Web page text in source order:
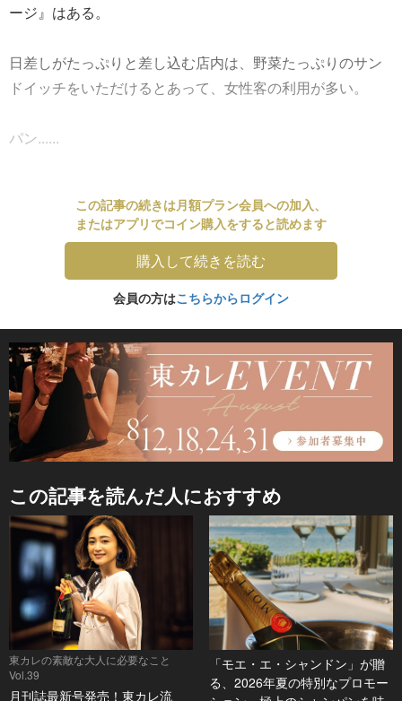
ージ』はある。
日差しがたっぷりと差し込む店内は、野菜たっぷりのサン
ドイッチをいただけるとあって、女性客の利用が多い。
パン......
この記事の続きは月額プラン会員への加入、
またはアプリでコイン購入をすると読めます
購入して続きを読む
会員の方はこちらからログイン
この記事を読んだ人におすすめ
東カレの素敵な大人に必要なこと
Vol.39
月刊誌最新号発売！東カレ流
「モエ・エ・シャンドン」が贈
る、2026年夏の特別なプロモー